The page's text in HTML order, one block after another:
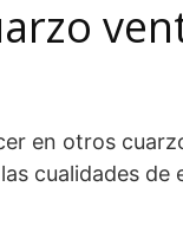
en otros
cualidades de